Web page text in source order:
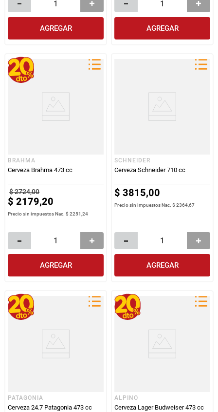
AGREGAR AGREGAR
BRAHMA
Cerveza Brahma 473 cc
$2724,00
$ 2179,20
Precio sin impuestos Nac.$ 2251,24
AGREGAR
SCHNEIDER
Cerveza Schneider 710 cc
$ 3815,00
Precio sin impuestos Nac.$ 2364,67
AGREGAR
PATAGONIA
Cerveza 24.7 Patagonia 473 cc
ALPINO
Cerveza Lager Budweiser 473 cc